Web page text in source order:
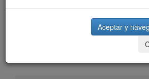
Aceptar y